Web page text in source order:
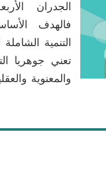
الجدران
فالهدف
التنمية
تعني جوهريا
والمعنوية